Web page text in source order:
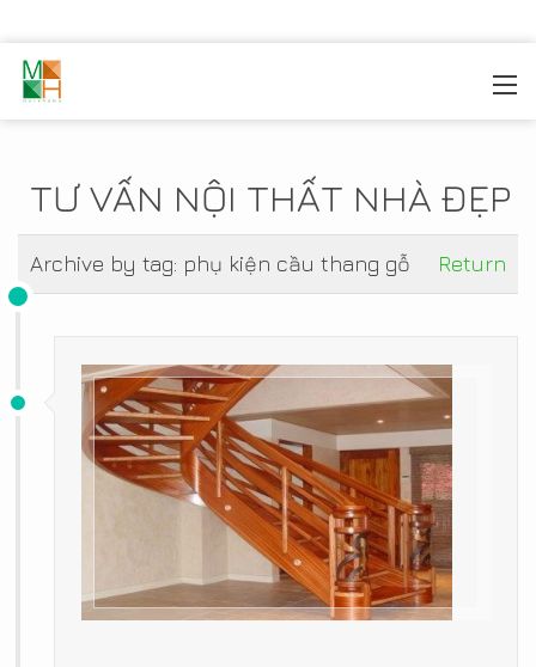
TƯ VẤN NỘI THẤT NHÀ ĐẸP
Archive by tag: phụ kiện cầu thang gỗ Return